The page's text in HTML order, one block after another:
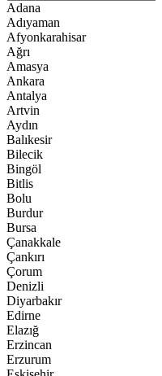
Adana
Adıyaman
Afyonkarahisar
Ağrı
Amasya
Ankara
Antalya
Artvin
Aydın
Balıkesir
Bilecik
Bingöl
Bitlis
Bolu
Burdur
Bursa
Çanakkale
Çankırı
Çorum
Denizli
Diyarbakır
Edirne
Elazığ
Erzincan
Erzurum